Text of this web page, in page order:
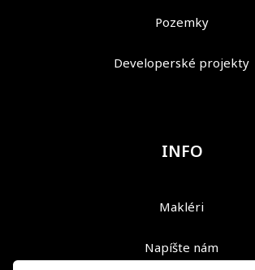
Pozemky
Developerské projekty
INFO
Makléri
Napíšte nám